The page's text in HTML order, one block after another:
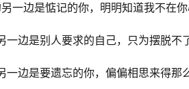
一边是惦记的你，明明知道我不在你
一边是别人要求的自己，只为摆脱不
一边是要遗忘的你，偏偏相思来得那